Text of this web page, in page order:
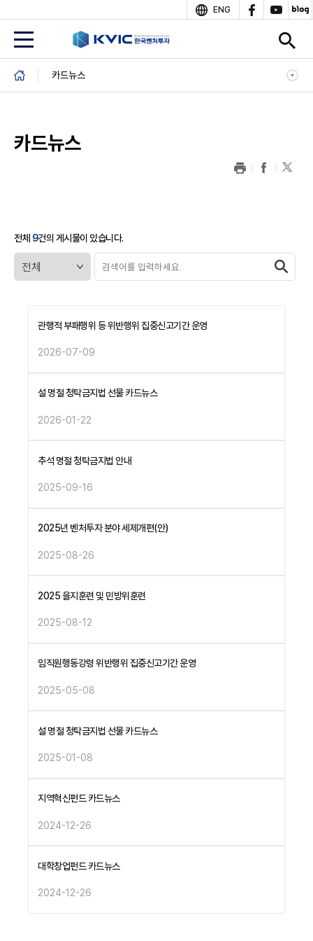
단
ENG
e
카드뉴스
카드뉴스
전체 9건의 게시물이 있습니다.
관행적 부패행위 등 위반행위 집중신고기간 운영
2026-07-09
설 명절 청탁금지법 선물 카드뉴스
2026-01-22
추석 명절 청탁금지법 안내
2025-09-16
2025년 벤처투자 분야 세제개편(안)
2025-08-26
2025 을지훈련 및 민방위훈련
2025-08-12
임직원행동강령 위반행위 집중신고기간 운영
2025-05-08
설 명절 청탁금지법 선물 카드뉴스
2025-01-08
지역혁신펀드 카드뉴스
2024-12-26
대학창업펀드 카드뉴스
2024-12-26